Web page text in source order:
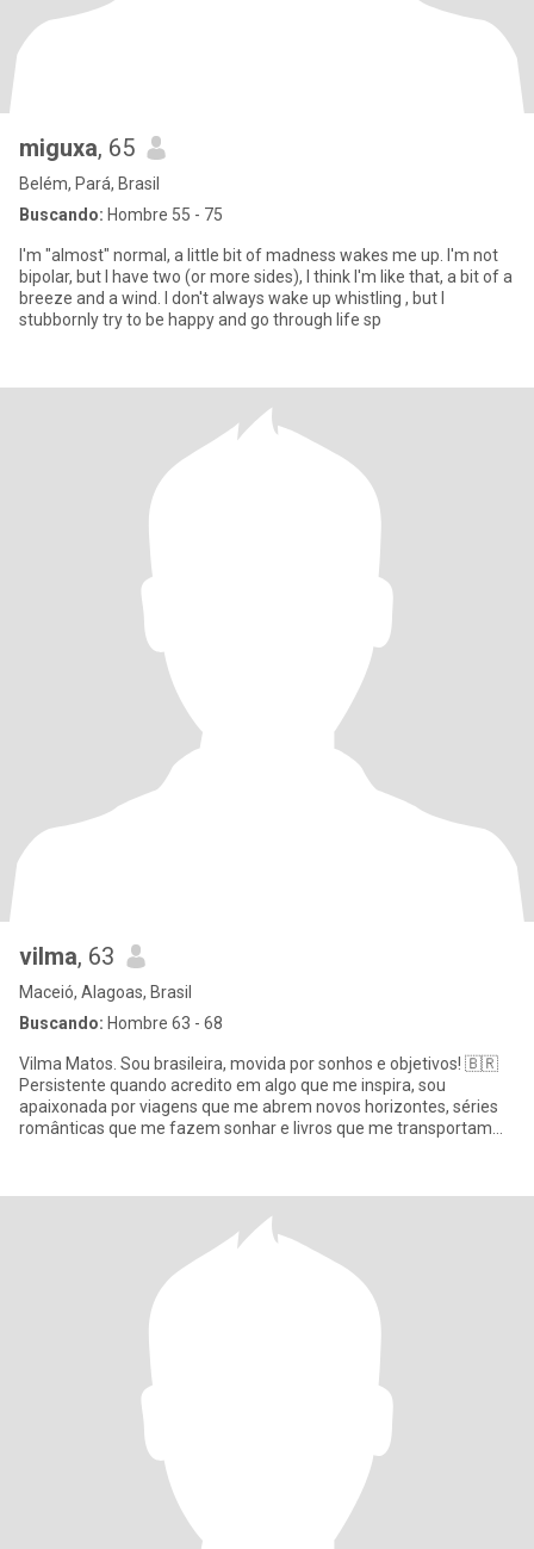
miguxa, 65
Belém, Pará, Brasil
Buscando: Hombre 55 - 75
I'm "almost" normal, a little bit of madness wakes me up. I'm not
bipolar, but I have two (or more sides), I think I'm like that, a bit of a
breeze and a wind. I don't always wake up whistling , but I
stubbornly try to be happy and go through life sp
vilma, 63
Maceió, Alagoas, Brasil
Buscando: Hombre 63 - 68
Vilma Matos. Sou brasileira, movida por sonhos e objetivos! 🇧🇷
Persistente quando acredito em algo que me inspira, sou
apaixonada por viagens que me abrem novos horizontes, séries
românticas que me fazem sonhar e livros que me transportam